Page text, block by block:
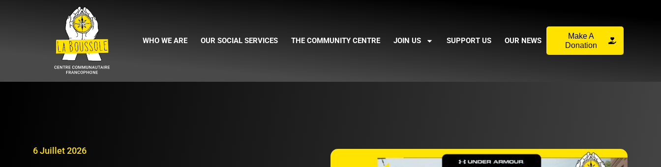
WHO WE ARE OUR SOCIAL SERVICES THE COMMUNITY CENTRE JOIN US SUPPORT US OUR NEWS
Make A
Donation
6 Juillet 2026